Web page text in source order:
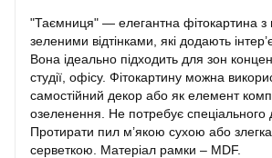
"Таємниця" — елегантна фітокартина з
зеленими відтінками, які додають
Вона ідеально підходить для зон
студії, офісу. Фітокартину можна
самостійний декор або як елемент
озеленення. Не потребує спеціального
Протирати пил м’якою сухою або
серветкою. Матеріал рамки – MDF.